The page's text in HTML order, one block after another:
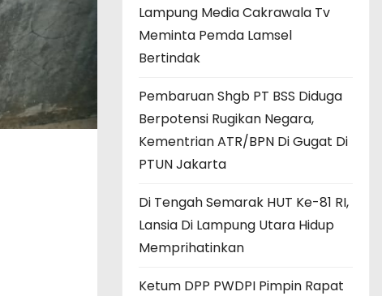
Lampung Media Cakrawala Tv
Meminta Pemda Lamsel
Bertindak
Pembaruan Shgb PT BSS Diduga
Berpotensi Rugikan Negara,
Kementrian ATR/BPN Di Gugat Di
PTUN Jakarta
Di Tengah Semarak HUT Ke-81 RI,
Lansia Di Lampung Utara Hidup
Memprihatinkan
Ketum DPP PWDPI Pimpin Rapat